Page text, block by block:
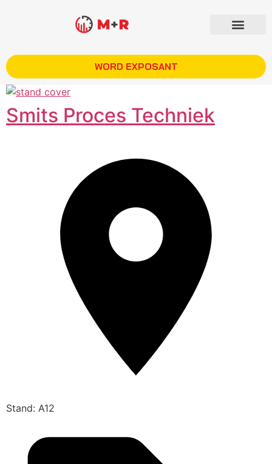
WORD EXPOSANT
Smits Proces Techniek
Stand: A12